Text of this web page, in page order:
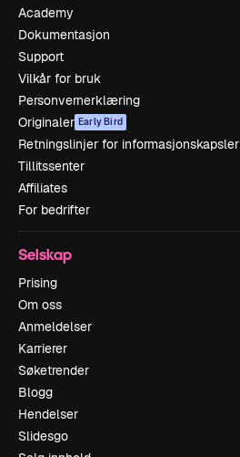
Academy
Dokumentasjon
Support
Vilkår for bruk
Personvernerklæring
Originaler Early Bird
Retningslinjer for informasjonskapsler
Tillitssenter
Affiliates
For bedrifter
Selskap
Prising
Om oss
Anmeldelser
Karrierer
Søketrender
Blogg
Hendelser
Slidesgo